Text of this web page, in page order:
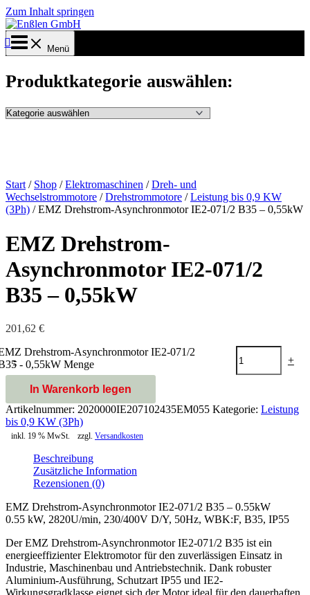
Zum Inhalt springen
Menü
Produktkategorie auswählen:
Start / Shop /Elektromaschinen /Dreh- und
Wechselstrommotore /Drehstrommotore /Leistung bis 0,9 KW
(3Ph) / EMZ Drehstrom-Asynchronmotor IE2-071/2 B35 – 0,55kW
EMZ Drehstrom-
Asynchronmotor IE2-071/2
B35 – 0,55kW
201,62 €
-
Drehstrom-Asynchronmotor IE2-071/2
- 0,55kW Menge
+
In Warenkorb legen
Artikelnummer: 2020000IE207102435EM055 Kategorie: Leistung
bis 0,9 KW (3Ph)
inkl. 19 % MwSt. zzgl. Versandkosten
Beschreibung
Zusätzliche Information
Rezensionen (0)
EMZ Drehstrom-Asynchronmotor IE2-071/2 B35 – 0.55kW
0.55 kW, 2820U/min, 230/400V D/Y, 50Hz, WBK:F, B35, IP55
Der EMZ Drehstrom-Asynchronmotor IE2-071/2 B35 ist ein
energieeffizienter Elektromotor für den zuverlässigen Einsatz in
Industrie, Maschinenbau und Antriebstechnik. Dank robuster
Aluminium-Ausführung, Schutzart IP55 und IE2-
Wirkungsgradklasse eignet sich der Motor ideal für den dauerhaften